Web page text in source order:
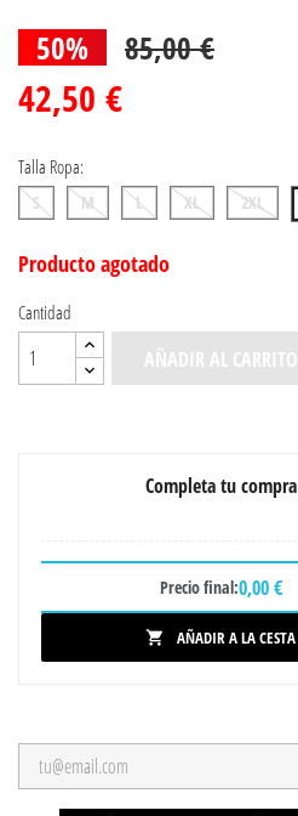
50% 85,00 €
42,50 €
Talla Ropa:
S M L XL 2XL
Producto agotado
Cantidad
AÑADIR AL CARRITO
Completa tu compra
Precio final:0,00 €
 AÑADIR A LA CESTA